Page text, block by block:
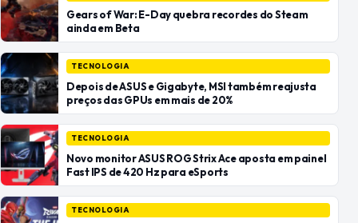
Gears of War: E-Day quebra recordes do Steam
ainda em Beta
TECNOLOGIA
Depois de ASUS e Gigabyte, MSI também reajusta
preços das GPUs em mais de 20%
TECNOLOGIA
Novo monitor ASUS ROG Strix Ace aposta em painel
Fast IPS de 420 Hz para eSports
TECNOLOGIA